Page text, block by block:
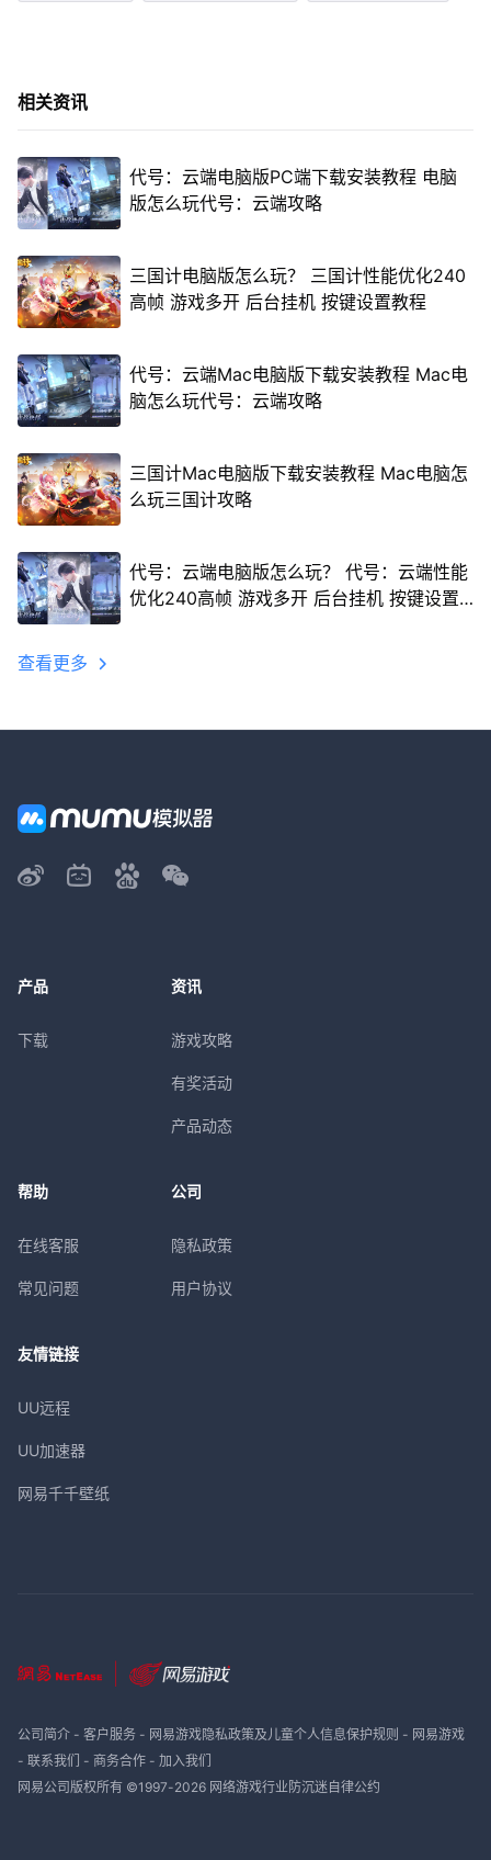
相关资讯
代号：云端电脑版PC端下载安装教程 电脑
版怎么玩代号：云端攻略
三国计电脑版怎么玩？ 三国计性能优化240
高帧 游戏多开 后台挂机 按键设置教程
代号：云端Mac电脑版下载安装教程 Mac电
脑怎么玩代号：云端攻略
三国计Mac电脑版下载安装教程 Mac电脑怎
么玩三国计攻略
代号：云端电脑版怎么玩？ 代号：云端性能
优化240高帧 游戏多开 后台挂机 按键设置
查看更多
产品
下载
资讯
游戏攻略
有奖活动
产品动态
帮助
在线客服
常见问题
公司
隐私政策
用户协议
友情链接
UU远程
UU加速器
网易千千壁纸
公司简介- 客户服务- 网易游戏隐私政策及儿童个人信息保护规则 - 网易游戏
- 联系我们 - 商务合作- 加入我们
网易公司版权所有 ©1997-2026 网络游戏行业防沉迷自律公约